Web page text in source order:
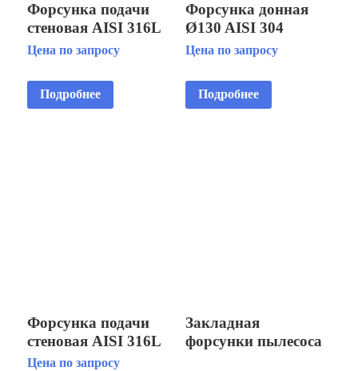
Форсунка подачи
стеновая AISI 316L
пленка
Цена по запросу
Подробнее
Форсунка донная
Ø130 AISI 304
плитка
Цена по запросу
Подробнее
Форсунка подачи
стеновая AISI 316L
плитка
Цена по запросу
Закладная
форсунки пылесоса